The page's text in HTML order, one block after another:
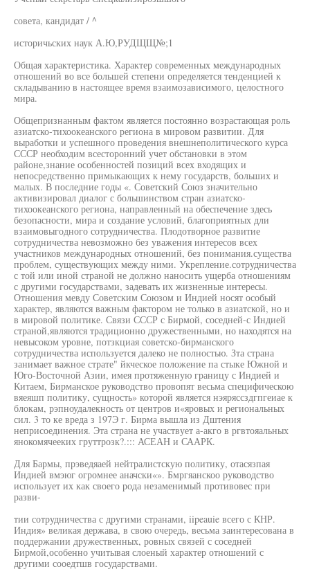
совета, кандидат / ^
историчьских наук А.Ю,РУДЩЩ№;1
Общая характеристика. Характер современных международных
отношений во все большей степени определяется тенденцией к
складыванию в настоящее время взаимозависимого, целостного
мира.
Общепризнанным фактом является постоянно возрастающая роль
азиатско-тихоокеанского региона в мировом развитии. Для
выработки и успешного проведения внешнеполитического курса
СССР необходим всесторонний учет обстановки в этом
районе,знание особенностей позиций всех входящих и
непосредственно примыкающих к нему государств, больших и
малых. В последние годы «. Советский Союз значительно
активизировал диалог с большинством стран азиатско-
тихоокеанского региона, направленный на обеспечение здесь
безопасности, мира и создание условий, благоприятных дли
взаимовыгодного сотрудничества. Плодотворное развитие
сотрудничества невозможно без уважения интересов всех
участников международных отношений, без понимания.существа
проблем, существующих между ними. Укрепление.сотрудничества
с той или иной страной не должно наносить ущерба отношениям
с другими государствами, задевать их жизненные интересы.
Отношения мевду Советским Союзом и Индией носят особый
характер, являются важным фактором не только в азиатской, но и
в мировой политике. Связи СССР с Бирмой, соседней-с Индией
страной,являются традиционно дружественными, но находятся на
невысоком уровне, потзкциая советско-бирманского
сотрудничества используется далеко не полностью. Зта страна
занимает важное страте" йкческое положение па стыке Южной и
Юго-Восточной Азии, имея протяженную границу с Индией и
Китаем, Бирманское руководство провопят весьма специфическою
вяеяшп политику, сущность» которой является нэяряссздгпгеиае к
блокам, рэпноудалекность от центров и«яровых и региональных
сил. 3 то ке вреда з 197Э г. Бирма вышла из Дштения
неприсоединения. Эта страна не участвует а-акго в ргвтояальных
янокомячееких груттрозк?.::: АСЕАН и СААРК.
Для Бармы, прэведяаей нейтралистскую политику, отасязпая
Индией вмэюг огромнее аначски«». Бмргяанскоо руководство
использует их как своего рода незаменимый противовес при
разви-
тии сотрудничества с другими странами, iipeauie всего с КНР.
Индия» великая держава, в свою очередь, весьма заинтересована в
поддержании дружественных, ровных связей с соседней
Бирмой,особенно учитывая слоеный характер отношений с
другими сооедтшв государствами.